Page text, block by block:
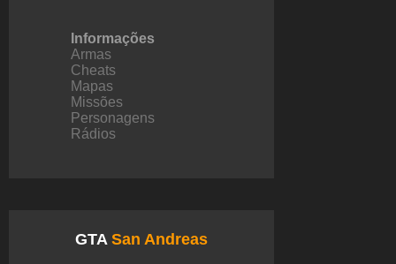
Informações
Armas
Cheats
Mapas
Missões
Personagens
Rádios
GTA San Andreas